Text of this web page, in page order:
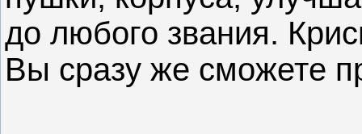
до любого звания.
Вы сразу же сможете